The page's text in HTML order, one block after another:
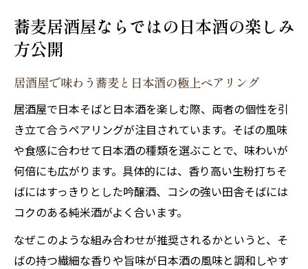
蕎麦居酒屋ならではの日本酒の楽しみ
方公開
居酒屋で味わう蕎麦と日本酒の極上ペアリング
居酒屋で日本そばと日本酒を楽しむ際、両者の個性を引
き立て合うペアリングが注目されています。そばの風味
や食感に合わせて日本酒の種類を選ぶことで、味わいが
何倍にも広がります。具体的には、香り高い生粉打ちそ
ばにはすっきりとした吟醸酒、コシの強い田舎そばには
コクのある純米酒がよく合います。
なぜこのような組み合わせが推奨されるかというと、そ
ばの持つ繊細な香りや旨味が日本酒の風味と調和しやす